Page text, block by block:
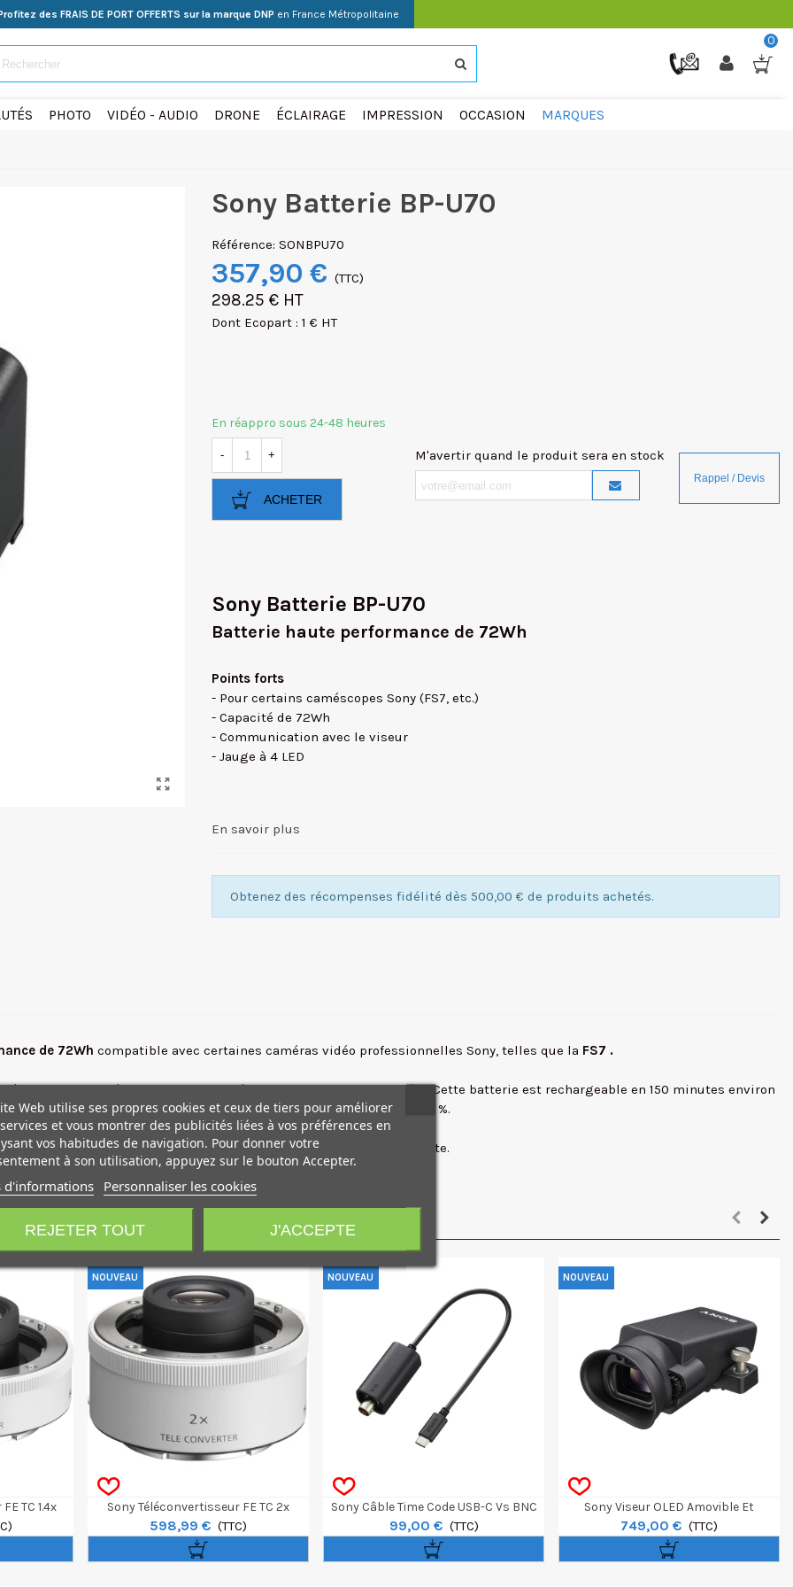
des FRAIS DE PORT OFFERTS sur la marque DNP en France Métropolitaine
0
PHOTO VIDÉO - AUDIO DRONE ÉCLAIRAGE IMPRESSION OCCASION MARQUES
Sony Batterie BP-U70
Référence: SONBPU70
357,90 € (TTC)
298.25 € HT
Dont Ecopart : 1 € HT
En réappro sous 24-48 heures
- +
ACHETER
M'avertir quand le produit sera en stock
Sony Batterie BP-U70
Batterie haute performance de 72Wh
Points forts
- Pour certains caméscopes Sony (FS7, etc.)
- Capacité de 72Wh
- Communication avec le viseur
- Jauge à 4 LED
En savoir plus
Obtenez des récompenses fidélité dès 500,00 € de produits achetés.
de 72Wh compatible avec certaines caméras vidéo professionnelles Sony, telles que la FS7 .
et la capacité restante est affichée dans le viseur de la caméra. Cette batterie est rechargeable en 150 minutes environ
électroluminescentes affiche la capacité restante à 20, 40, 60 et 80 %.
durée de charge que le modèle BP-U60 de la génération précédente.
TC 1.4x
NOUVEAU
Sony Téléconvertisseur FE TC 2x
598,99 € (TTC)
NOUVEAU
Sony Câble Time Code USB-C Vs BNC
Pour FX5
99,00 € (TTC)
NOUVEAU
Sony Viseur OLED Amovible Et
Orientable Pour FX5
749,00 € (TTC)
Web utilise ses propres cookies et ceux de tiers pour améliorer
et vous montrer des publicités liées à vos préférences en
vos habitudes de navigation. Pour donner votre
à son utilisation, appuyez sur le bouton Accepter.
d'informations Personnaliser les cookies
REJETER TOUT J'ACCEPTE